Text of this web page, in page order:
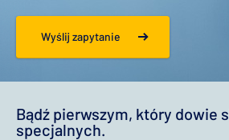
Wyślij zapytanie
Bądź pierwszym, który dowie
specjalnych.